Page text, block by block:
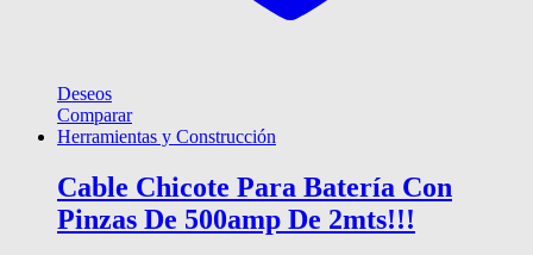
Deseos
Comparar
Herramientas y Construcción
Cable Chicote Para Batería Con
Pinzas De 500amp De 2mts!!!